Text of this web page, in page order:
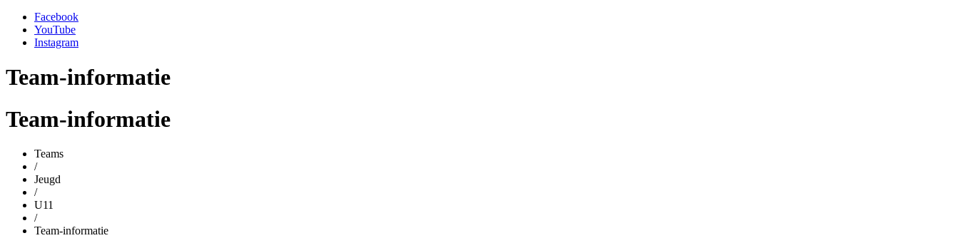
Facebook
YouTube
Instagram
Team-informatie
Team-informatie
Teams
/
Jeugd
/
U11
/
Team-informatie